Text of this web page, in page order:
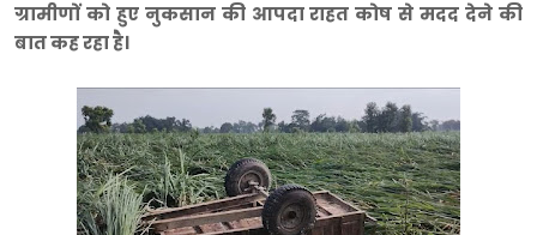
ग्रामीणों को हुए नुकसान की आपदा राहत कोष से मदद देने की
बात कह रहा है।